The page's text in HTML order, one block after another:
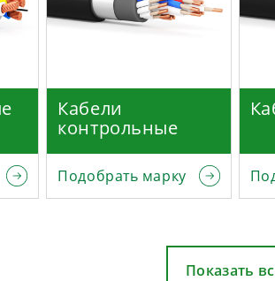
Кабели
контрольные
Подобрать марку
Показать